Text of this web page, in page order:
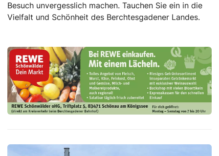
Besuch unvergesslich machen. Tauchen Sie ein in die
Vielfalt und Schönheit des Berchtesgadener Landes.